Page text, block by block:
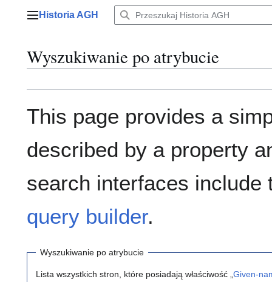
Menu główne
Historia AGH
Wyszukiwanie po atrybucie
This page provides a
described by a property
search interfaces include
query builder.
Wyszukiwanie po atrybucie
Lista wszystkich stron, które posiadają właściwość „ Given-